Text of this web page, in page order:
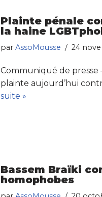
Plainte pénale
la haine
par AssoMousse 24
Communiqué de presse
plainte aujourd’hui
suite »
Bassem Braïki
homophobes